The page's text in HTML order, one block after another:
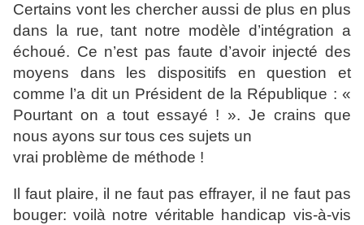
Certains vont les chercher aussi de plus en plus
dans la rue, tant notre modèle d’intégration a
échoué. Ce n’est pas faute d’avoir injecté des
moyens dans les dispositifs en question et
comme l’a dit un Président de la République : «
Pourtant on a tout essayé ! ». Je crains que
nous ayons sur tous ces sujets un
vrai problème de méthode !
Il faut plaire, il ne faut pas effrayer, il ne faut pas
bouger: voilà notre véritable handicap vis-à-vis